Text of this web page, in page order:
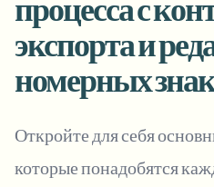
Замена лица - Видео
Видеоаналитика
Пакетное размытие видео
Обработайте много роликов за
Пакетное размытие лиц
Высокопроизводительные
Размыть что угодно
Корпоративные зоны, политики и
API и SDK
экспорта и
номерных
Откройте для себя
которые понадобятся